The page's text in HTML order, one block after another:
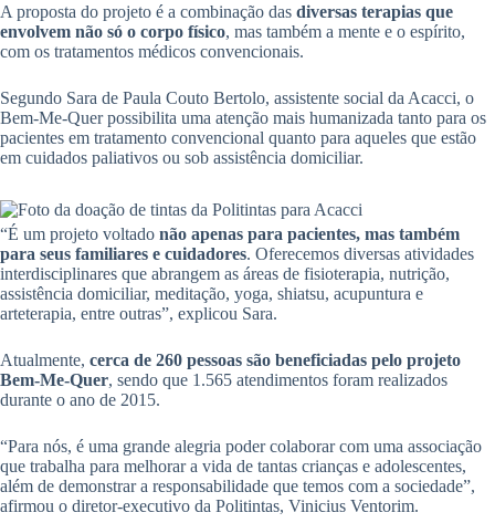
A proposta do projeto é a combinação das diversas terapias que
envolvem não só o corpo físico, mas também a mente e o espírito,
com os tratamentos médicos convencionais.
Segundo Sara de Paula Couto Bertolo, assistente social da Acacci, o
Bem-Me-Quer possibilita uma atenção mais humanizada tanto para os
pacientes em tratamento convencional quanto para aqueles que estão
em cuidados paliativos ou sob assistência domiciliar.
“É um projeto voltado não apenas para pacientes, mas também
para seus familiares e cuidadores. Oferecemos diversas atividades
interdisciplinares que abrangem as áreas de fisioterapia, nutrição,
assistência domiciliar, meditação, yoga, shiatsu, acupuntura e
arteterapia, entre outras”, explicou Sara.
Atualmente, cerca de 260 pessoas são beneficiadas pelo projeto
Bem-Me-Quer, sendo que 1.565 atendimentos foram realizados
durante o ano de 2015.
“Para nós, é uma grande alegria poder colaborar com uma associação
que trabalha para melhorar a vida de tantas crianças e adolescentes,
além de demonstrar a responsabilidade que temos com a sociedade”,
afirmou o diretor-executivo da Politintas, Vinicius Ventorim.